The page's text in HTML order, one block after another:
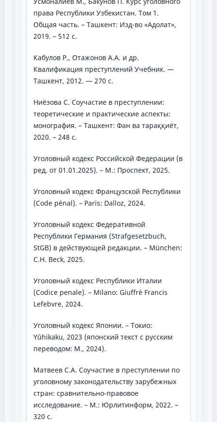
права Республики Узбекистан. Том 1.
Общая часть. – Ташкент: Изд-во «Адолат»,
2019. – 512 с.
Кабулов Р., Отажонов А.А. и др.
Квалификация преступлений Учебник. —
Ташкент, 2012. — 270 с.
Ниёзова С. Соучастие в преступлении:
теоретические и практические аспекты:
монография. – Ташкент: Фан ва тараққиёт,
2020. – 248 с.
Уголовный кодекс Российской Федерации (в
ред. от 01.01.2025). – М.: Проспект, 2025.
Уголовный кодекс Французской Республики
(Code pénal). – Paris: Dalloz, 2024.
Уголовный кодекс Федеративной
Республики Германия (Strafgesetzbuch,
StGB) в действующей редакции. – München:
C.H. Beck, 2025.
Уголовный кодекс Республики Италии
(Codice penale). – Milano: Giuffrè Francis
Lefebvre, 2024.
Уголовный кодекс Японии. – Токио:
Yūhikaku, 2023 (японский текст с русским
переводом: М., 2024).
Матвеев С.А. Соучастие в преступлении по
уголовному законодательству зарубежных
стран: сравнительно-правовое
исследование. – М.: Юрлитинформ, 2022. –
320 с.